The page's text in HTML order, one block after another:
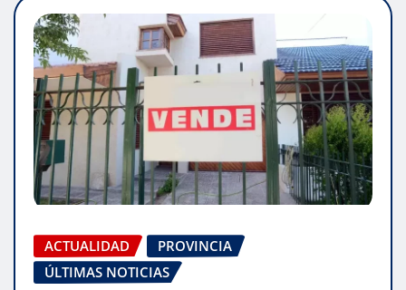
ACTUALIDAD
PROVINCIA
ÚLTIMAS NOTICIAS